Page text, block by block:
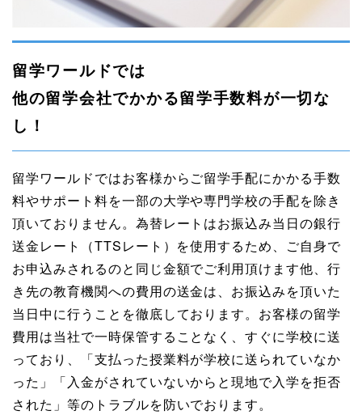
留学ワールドでは
他の留学会社でかかる留学手数料が一切な
し！
留学ワールドではお客様からご留学手配にかかる手数
料やサポート料を一部の大学や専門学校の手配を除き
頂いておりません。為替レートはお振込み当日の銀行
送金レート（TTSレート）を使用するため、ご自身で
お申込みされるのと同じ金額でご利用頂けます他、行
き先の教育機関への費用の送金は、お振込みを頂いた
当日中に行うことを徹底しております。お客様の留学
費用は当社で一時保管することなく、すぐに学校に送
っており、「支払った授業料が学校に送られていなか
った」「入金がされていないからと現地で入学を拒否
された」等のトラブルを防いでおります。